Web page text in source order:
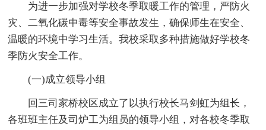
为进一步加强对学校冬季取暖工作的管理，严防火
灾、二氧化碳中毒等安全事故发生，确保师生在安全、
温暖的环境中学习生活。我校采取多种措施做好学校冬
季防火安全工作。
(一)成立领导小组
回三司家桥校区成立了以执行校长马剑虹为组长，
各班班主任及司炉工为组员的领导小组，对各校冬季取